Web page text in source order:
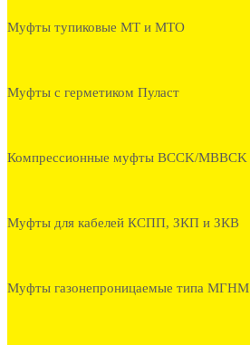
Муфты тупиковые МТ и МТО
Муфты с герметиком Пуласт
Компрессионные муфты BCCK/MBBCK
Муфты для кабелей КСПП, ЗКП и ЗКВ
Муфты газонепроницаемые типа МГНМ